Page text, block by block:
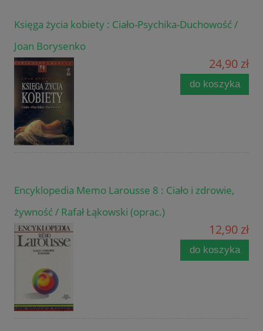
Księga życia kobiety : Ciało-Psychika-Duchowość /
Joan Borysenko
24,90 zł
do koszyka
Encyklopedia Memo Larousse 8 : Ciało i zdrowie,
żywność / Rafał Łąkowski (oprac.)
12,90 zł
do koszyka